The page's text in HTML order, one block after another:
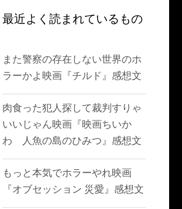
最近よく読まれているもの
また警察の存在しない世界のホ
ラーかよ映画『チルド』感想文
肉食った犯人探して裁判すりゃ
いいじゃん映画『映画ちいか
わ 人魚の島のひみつ』感想文
もっと本気でホラーやれ映画
『オブセッション 災愛』感想文